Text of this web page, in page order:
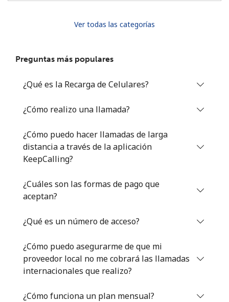
¿Olvidaste tu contraseña? →
Iniciar Sesión
Ver todas las categorías
Preguntas más populares
¿Qué es la Recarga de Celulares?
¿Cómo realizo una llamada?
¿Cómo puedo hacer llamadas de larga
distancia a través de la aplicación
KeepCalling?
¿Cuáles son las formas de pago que
aceptan?
¿Qué es un número de acceso?
¿Cómo puedo asegurarme de que mi
proveedor local no me cobrará las llamadas
internacionales que realizo?
¿Cómo funciona un plan mensual?